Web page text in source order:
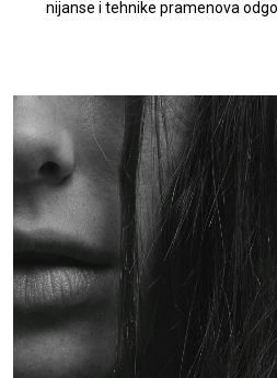
nijanse i tehnike pramenova